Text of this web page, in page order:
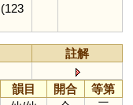
(123
註解
韻目 開合
等第